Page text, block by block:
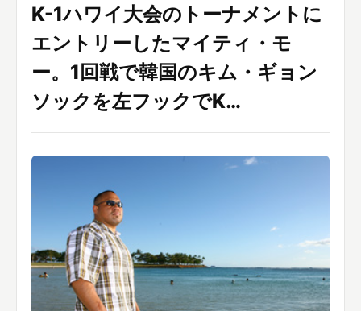
K-1ハワイ大会のトーナメントに
エントリーしたマイティ・モ
ー。1回戦で韓国のキム・ギョン
ソックを左フックでK…